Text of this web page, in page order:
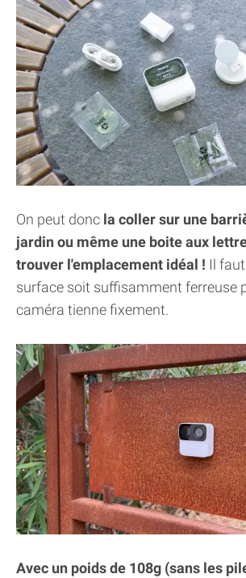
On peut donc la coller sur une
jardin ou même une boite aux
trouver l'emplacement idéal ! Il
surface soit suffisamment ferreuse
caméra tienne fixement.
Avec un poids de 108g (sans les